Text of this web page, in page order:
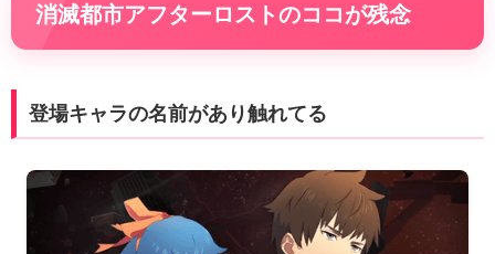
消滅都市アフターロストのココが残念
登場キャラの名前があり触れてる